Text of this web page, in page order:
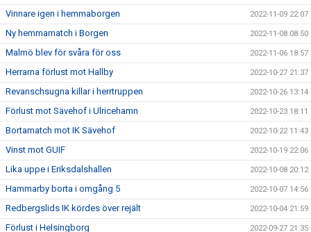
Vinnare igen i hemmaborgen 2022-11-09 22:07
Ny hemmamatch i Borgen 2022-11-08 08:50
Malmö blev för svåra för oss 2022-11-06 18:57
Herrarna förlust mot Hallby 2022-10-27 21:37
Revanschsugna killar i herrtruppen 2022-10-26 13:14
Förlust mot Sävehof i Ulricehamn 2022-10-23 18:11
Bortamatch mot IK Sävehof 2022-10-22 11:43
Vinst mot GUIF 2022-10-19 22:06
Lika uppe i Eriksdalshallen 2022-10-08 20:12
Hammarby borta i omgång 5 2022-10-07 14:56
Redbergslids IK kördes över rejält 2022-10-04 21:59
Förlust i Helsingborg 2022-09-27 21:35